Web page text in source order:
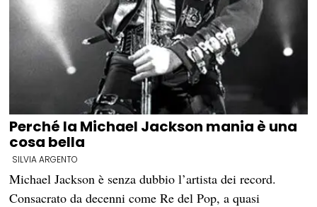
Perché la Michael Jackson mania è una
cosa bella
SILVIA ARGENTO
Michael Jackson è senza dubbio l’artista dei record.
Consacrato da decenni come Re del Pop, a quasi